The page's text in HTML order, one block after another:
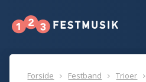
Forside Festband Trioer